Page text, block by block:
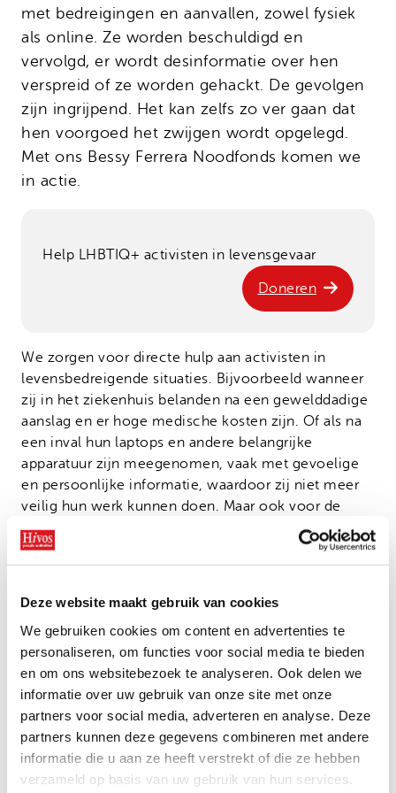
Deze website maakt gebruik van cookies
We gebruiken cookies om content en advertenties te
personaliseren, om functies voor social media te bieden
en om ons websitebezoek te analyseren. Ook delen we
informatie over uw gebruik van onze site met onze
partners voor social media, adverteren en analyse. Deze
partners kunnen deze gegevens combineren met andere
informatie die u aan ze heeft verstrekt of die ze hebben
verzameld op basis van uw gebruik van hun services.
met bedreigingen en aanvallen, zowel fysiek
als online. Ze worden beschuldigd en
vervolgd, er wordt desinformatie over hen
verspreid of ze worden gehackt. De gevolgen
zijn ingrijpend. Het kan zelfs zo ver gaan dat
hen voorgoed het zwijgen wordt opgelegd.
Met ons Bessy Ferrera Noodfonds komen we
in actie.
Help LHBTIQ+ activisten in levensgevaar
Doneren
We zorgen voor directe hulp aan activisten in
levensbedreigende situaties. Bijvoorbeeld wanneer
zij in het ziekenhuis belanden na een gewelddadige
aanslag en er hoge medische kosten zijn. Of als na
een inval hun laptops en andere belangrijke
apparatuur zijn meegenomen, vaak met gevoelige
en persoonlijke informatie, waardoor zij niet meer
veilig hun werk kunnen doen. Maar ook voor de
kosten van rechtshulp en juridische bieden we
financiële steun.
Het fonds is vernoemd naar Bessy Ferrera, een
moedige activist die in 2019 in Honduras werd
vermoord. Haar nalatenschap leeft voort in de steun
die dit fonds biedt aan activisten wereldwijd.
Met financiële en praktische hulp zorgt het fonds
ervoor dat deze moedige mensen snel toegang
krijgen tot veilige huisvesting, mentale
ondersteuning en andere essentiële middelen. Zo
Noodfonds voor activisten
Onze successen
Jaarverslag
Veelgestelde vragen